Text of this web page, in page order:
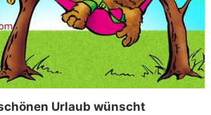
Urlaub wünscht